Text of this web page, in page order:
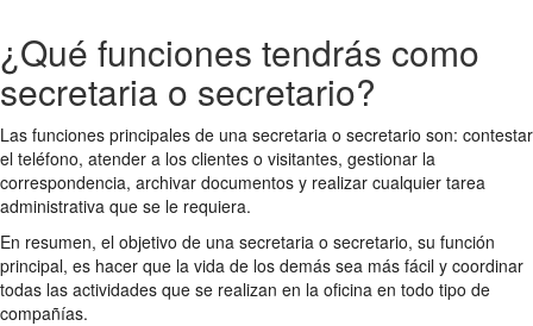
¿Qué funciones tendrás como
secretaria o secretario?
Las funciones principales de una secretaria o secretario son: contestar
el teléfono, atender a los clientes o visitantes, gestionar la
correspondencia, archivar documentos y realizar cualquier tarea
administrativa que se le requiera.
En resumen, el objetivo de una secretaria o secretario, su función
principal, es hacer que la vida de los demás sea más fácil y coordinar
todas las actividades que se realizan en la oficina en todo tipo de
compañías.